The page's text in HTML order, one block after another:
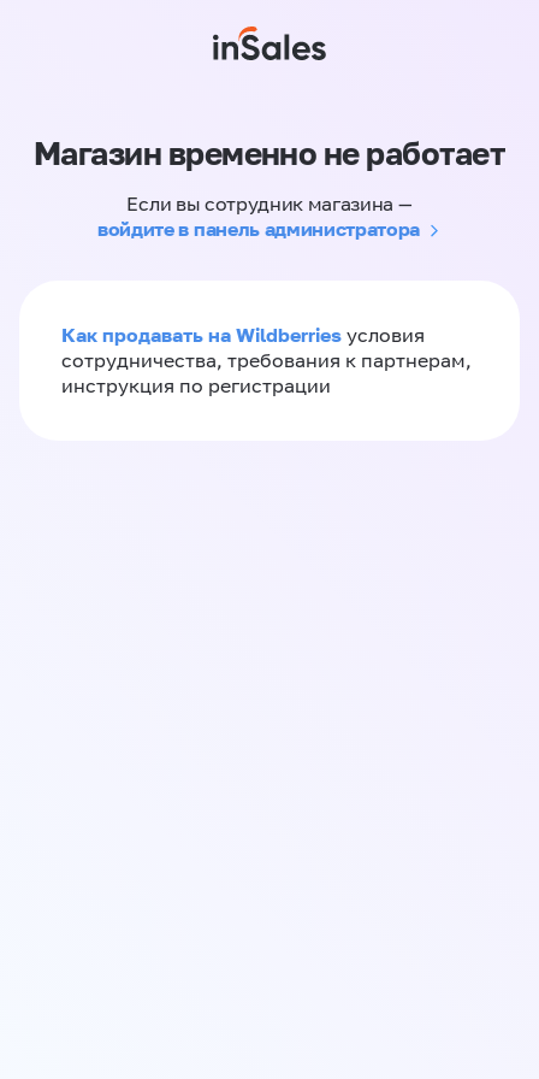
Магазин временно не работает
Если вы сотрудник магазина —
войдите в панель администратора
Как продавать на Wildberries условия
сотрудничества, требования к партнерам,
инструкция по регистрации